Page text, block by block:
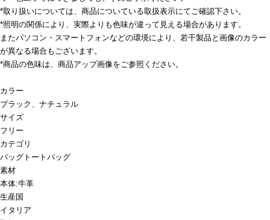
*取り扱いについては、商品についている取扱表示にてご確認下さい。
*照明の関係により、実際よりも色味が違って見える場合があります。
またパソコン・スマートフォンなどの環境により、若干製品と画像のカラー
が異なる場合もございます。
*商品の色味は、商品アップ画像をご参照ください。
カラー
ブラック、ナチュラル
サイズ
フリー
カテゴリ
バッグ トートバッグ
素材
本体:牛革
生産国
イタリア